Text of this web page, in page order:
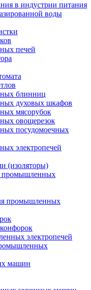
в индустрии питания
воды
печей
блинниц
духовых шкафов
мясорубок
овощерезок
посудомоечных
электропечей
(изоляторы)
промышленных
промышленных
электропечей
машин